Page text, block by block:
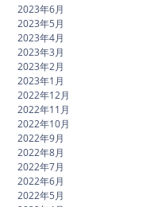
2023年6月
2023年5月
2023年4月
2023年3月
2023年2月
2023年1月
2022年12月
2022年11月
2022年10月
2022年9月
2022年8月
2022年7月
2022年6月
2022年5月